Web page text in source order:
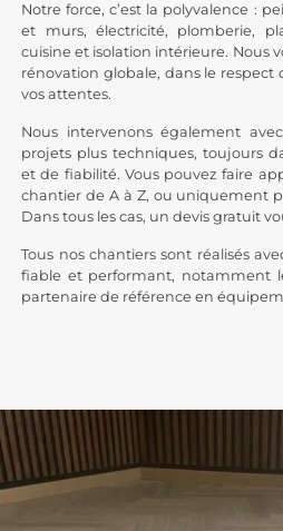
Notre force, c’est la polyvalence :
et murs, électricité, plomberie,
cuisine et isolation intérieure. Nous
rénovation globale, dans le
vos attentes.
Nous intervenons également
projets plus techniques, toujours
et de fiabilité. Vous pouvez faire
chantier de A à Z, ou uniquement
Dans tous les cas, un devis gratuit
Tous nos chantiers sont réalisés
fiable et performant, notamment
partenaire de référence en